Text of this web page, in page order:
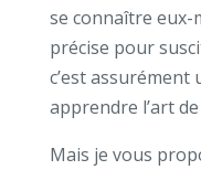
se connaître eux-
précise pour
c’est
apprendre l’art
Mais je vous